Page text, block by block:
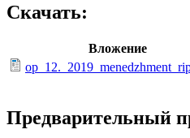
Скачать:
Вложение
Предварительный